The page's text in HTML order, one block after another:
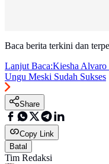
Baca berita terkini dan
Lanjut Baca:Kiesha Alvaro
Ungu Meski Sudah Sukses
Share
Copy Link
Batal
Tim Redaksi